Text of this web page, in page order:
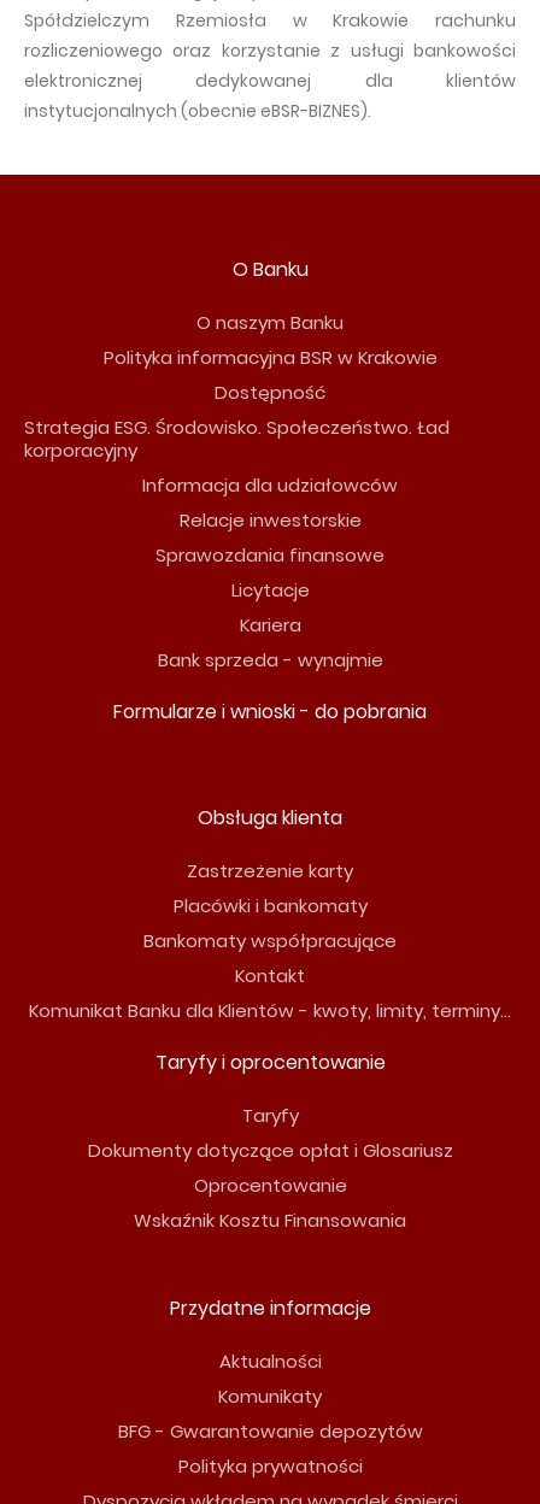
Spółdzielczym Rzemiosła w Krakowie rachunku
rozliczeniowego oraz korzystanie z usługi bankowości
elektronicznej dedykowanej dla klientów
instytucjonalnych (obecnie eBSR-BIZNES).
O Banku
O naszym Banku
Polityka informacyjna BSR w Krakowie
Dostępność
Strategia ESG. Środowisko. Społeczeństwo. Ład
korporacyjny
Informacja dla udziałowców
Relacje inwestorskie
Sprawozdania finansowe
Licytacje
Kariera
Bank sprzeda - wynajmie
Formularze i wnioski - do pobrania
Obsługa klienta
Zastrzeżenie karty
Placówki i bankomaty
Bankomaty współpracujące
Kontakt
Komunikat Banku dla Klientów - kwoty, limity, terminy...
Taryfy i oprocentowanie
Taryfy
Dokumenty dotyczące opłat i Glosariusz
Oprocentowanie
Wskaźnik Kosztu Finansowania
Przydatne informacje
Aktualności
Komunikaty
BFG - Gwarantowanie depozytów
Polityka prywatności